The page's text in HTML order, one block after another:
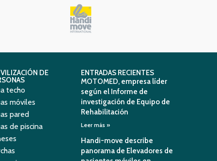
DE
techo
móviles
pared
de piscina
ENTRADAS RECIENTES
MOTOMED, empresa líder
según el Informe de
investigación de Equipo de
Rehabilitación
Leer más »
Handi-move describe
panorama de Elevadores de